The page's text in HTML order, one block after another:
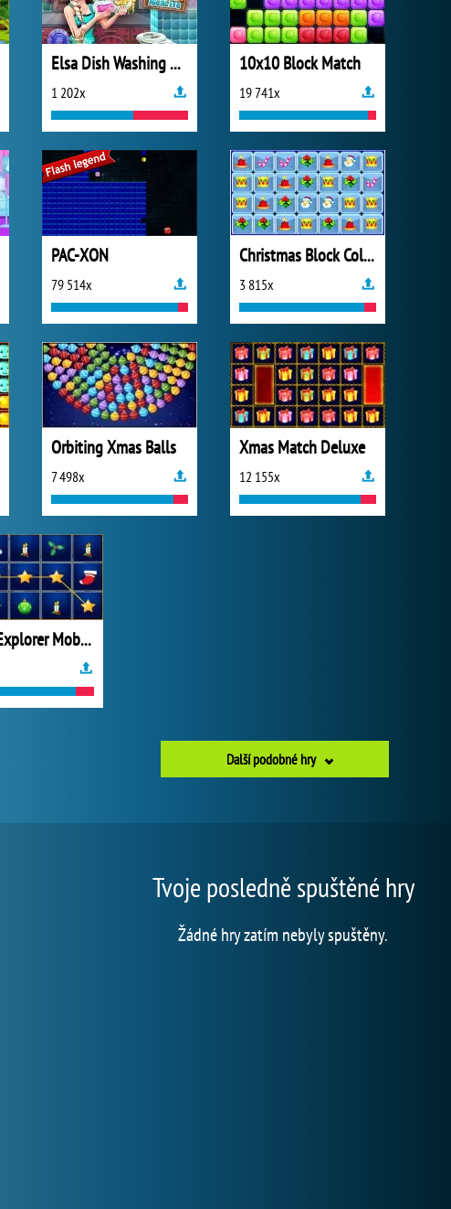
Elsa Dish Washing Realife
1 202x
10x10 Block Match
19 741x
PAC-XON
79 514x
Christmas Block Collapse
3 815x
Orbiting Xmas Balls
7 498x
Xmas Match Deluxe
12 155x
Xmas Explorer Mobile
Další podobné hry
Tvoje posledně spuštěné hry
Žádné hry zatím nebyly spuštěny.